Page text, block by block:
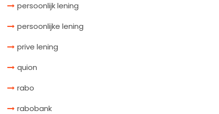
persoonlijk lening
persoonlijke lening
prive lening
quion
rabo
rabobank